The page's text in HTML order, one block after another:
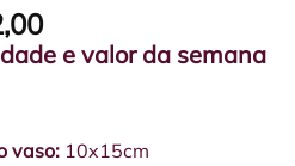
e valor da semana
vaso: 10x15cm